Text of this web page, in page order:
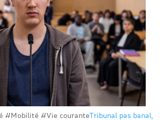
#Mobilité #Vie couranteTribunal pas banal,